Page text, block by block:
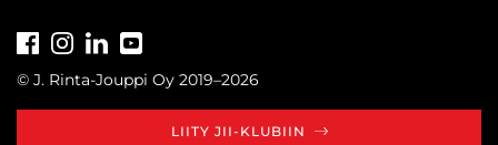
FacebookInstagram
LinkedIn
© J. Rinta-Jouppi Oy 2019–2026
LIITY JII-KLUBIIN